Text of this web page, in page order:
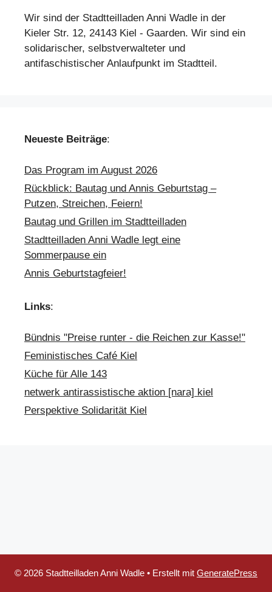
Wir sind der Stadtteilladen Anni Wadle in der
Kieler Str. 12, 24143 Kiel - Gaarden. Wir sind ein
solidarischer, selbstverwalteter und
antifaschistischer Anlaufpunkt im Stadtteil.
Neueste Beiträge:
Das Program im August 2026
Rückblick: Bautag und Annis Geburtstag –
Putzen, Streichen, Feiern!
Bautag und Grillen im Stadtteilladen
Stadtteilladen Anni Wadle legt eine
Sommerpause ein
Annis Geburtstagfeier!
Links:
Bündnis "Preise runter - die Reichen zur Kasse!"
Feministisches Café Kiel
Küche für Alle 143
netwerk antirassistische aktion [nara] kiel
Perspektive Solidarität Kiel
© 2026 Stadtteilladen Anni Wadle • Erstellt mit GeneratePress